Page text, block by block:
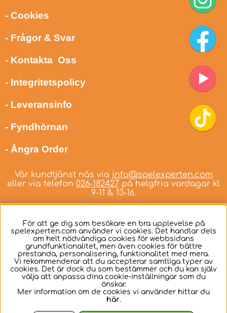
- Cookies
- Frågor & Svar
- Kontakta Oss
- Integritetspolicy
- Leveransinfo
- Fyndhörnan
- Ångra Order
Vår kundtjänst nås via info@spelexperten.com
eller via telefon 026-182427 på helgfria vardagar kl
9-11 & 13-16.
Svenska
För att ge dig som besökare en bra upplevelse på
spelexperten.com använder vi cookies. Det handlar dels
om helt nödvändiga cookies för webbsidans
grundfunktionalitet, men även cookies för bättre
prestanda, personalisering, funktionalitet med mera.
Vi rekommenderar att du accepterar samtliga typer av
cookies. Det är dock du som bestämmer och du kan själv
välja att anpassa dina cookie-inställningar som du
önskar.
Mer information om de cookies vi använder hittar du
här.